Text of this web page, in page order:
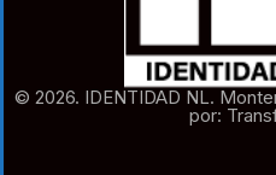
© 2026. IDENTIDAD NL.
por: